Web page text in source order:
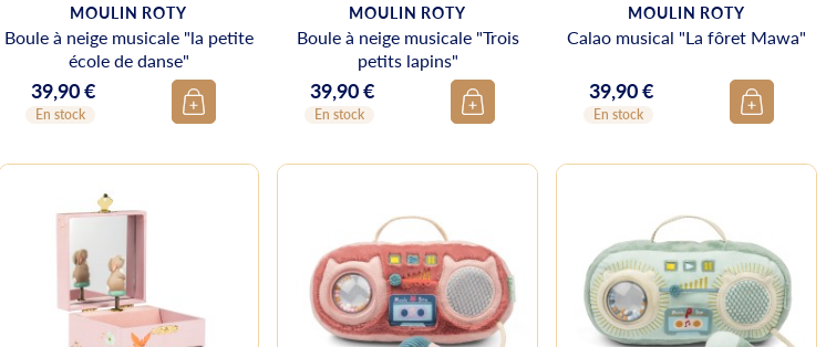
MOULIN ROTY
Boule à neige musicale "la petite
école de danse"
Prix
39,90 €
En stock
MOULIN ROTY
Boule à neige musicale "Trois
petits lapins"
Prix
39,90 €
En stock
MOULIN ROTY
Calao musical "La fôret Mawa"
Prix
39,90 €
En stock